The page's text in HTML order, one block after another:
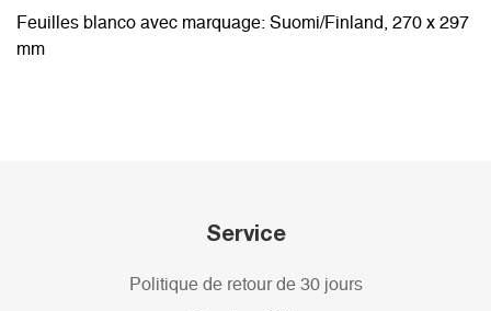
Feuilles blanco avec marquage: Suomi/Finland, 270 x 297
mm
Service
Politique de retour de 30 jours